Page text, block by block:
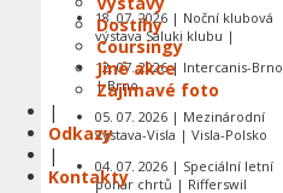
Dostihy
Coursingy
Jiné akce
Zajímavé foto
|
Odkazy
|
Kontakty
18. 07. 2026 | Noční klubová
výstava Saluki klubu |
12. 07. 2026 | Intercanis-Brno
| Brno
05. 07. 2026 | Mezinárodní
výstava-Visla | Visla-Polsko
04. 07. 2026 | Speciální letní
pohár chrtů | Rifferswil